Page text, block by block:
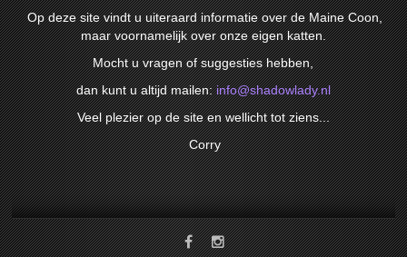
Op deze site vindt u uiteraard informatie over de Maine Coon,
maar voornamelijk over onze eigen katten.
Mocht u vragen of suggesties hebben,
dan kunt u altijd mailen:info@shadowlady.nl
Veel plezier op de site en wellicht tot ziens...
Corry